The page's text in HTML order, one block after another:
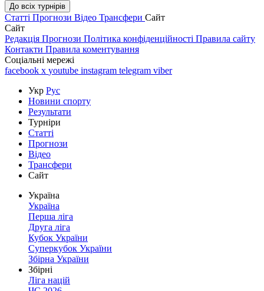
До всіх турнірів
Статті Прогнози Відео Трансфери Сайт
Сайт
Редакція Прогнози Політика конфіденційності Правила сайту
Контакти Правила коментування
Соціальні мережі
facebook x youtube instagram telegram viber
Укр Рус
Новини спорту
Результати
Турніри
Статті
Прогнози
Відео
Трансфери
Сайт
Україна
Україна
Перша ліга
Друга ліга
Кубок України
Суперкубок України
Збірна України
Збірні
Ліга націй